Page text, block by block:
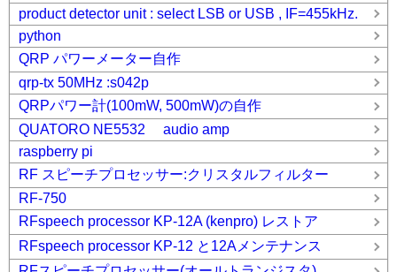
product detector unit : select LSB or USB , IF=455kHz.
python
QRP パワーメーター自作
qrp-tx 50MHz :s042p
QRPパワー計(100mW, 500mW)の自作
QUATORO NE5532 audio amp
raspberry pi
RF スピーチプロセッサー:クリスタルフィルター
RF-750
RFspeech processor KP-12A (kenpro) レストア
RFspeech processor KP-12 と12Aメンテナンス